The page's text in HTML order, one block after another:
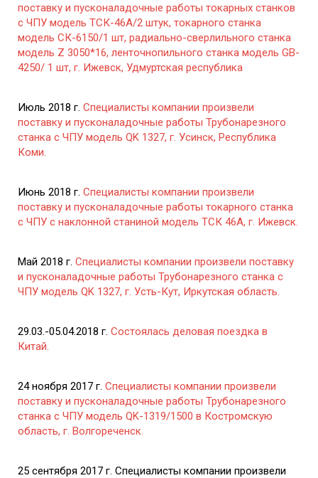
поставку и пусконаладочные работы токарных станков
с ЧПУ модель ТСК-46А/2 штук, токарного станка
модель СК-6150/1 шт, радиально-сверлильного станка
модель Z 3050*16, ленточнопильного станка модель GB-
4250/ 1 шт, г. Ижевск, Удмуртская республика
Июль 2018 г. Специалисты компании произвели
поставку и пусконаладочные работы Трубонарезного
станка с ЧПУ модель QK 1327, г. Усинск, Республика
Коми.
Июнь 2018 г. Специалисты компании произвели
поставку и пусконаладочные работы токарного станка
с ЧПУ с наклонной станиной модель ТСК 46А, г. Ижевск.
Май 2018 г. Специалисты компании произвели поставку
и пусконаладочные работы Трубонарезного станка с
ЧПУ модель QK 1327, г. Усть-Кут, Иркутская область.
29.03.-05.04.2018 г. Состоялась деловая поездка в
Китай.
24 ноября 2017 г. Специалисты компании произвели
поставку и пусконаладочные работы Трубонарезного
станка с ЧПУ модель QK-1319/1500 в Костромскую
область, г. Волгореченск.
25 сентября 2017 г. Специалисты компании произвели